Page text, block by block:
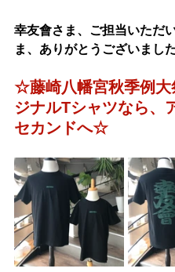
幸友會さま、ご担当いただ
ま、ありがとうございまし
☆藤崎八幡宮秋季例大
ジナルTシャツなら、
セカンドへ☆